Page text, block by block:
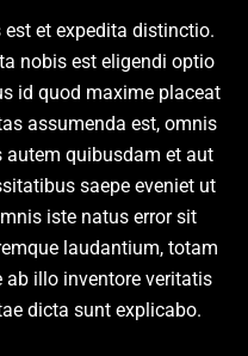
et expedita distinctio.
nobis est eligendi optio
id quod maxime placeat
assumenda est, omnis
autem quibusdam et aut
saepe eveniet ut
iste natus error sit
laudantium, totam
ab illo inventore veritatis
dicta sunt explicabo.